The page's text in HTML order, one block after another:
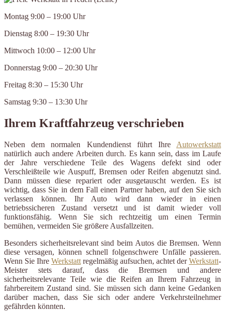
Montag 9:00 – 19:00 Uhr
Dienstag 8:00 – 19:30 Uhr
Mittwoch 10:00 – 12:00 Uhr
Donnerstag 9:00 – 20:30 Uhr
Freitag 8:30 – 15:30 Uhr
Samstag 9:30 – 13:30 Uhr
Ihrem Kraftfahrzeug verschrieben
Neben dem normalen Kundendienst führt Ihre Autowerkstatt
natürlich auch andere Arbeiten durch. Es kann sein, dass im Laufe
der Jahre verschiedene Teile des Wagens defekt sind oder
Verschleißteile wie Auspuff, Bremsen oder Reifen abgenutzt sind.
Dann müssen diese repariert oder ausgetauscht werden. Es ist
wichtig, dass Sie in dem Fall einen Partner haben, auf den Sie sich
verlassen können. Ihr Auto wird dann wieder in einen
betriebssicheren Zustand versetzt und ist damit wieder voll
funktionsfähig. Wenn Sie sich rechtzeitig um einen Termin
bemühen, vermeiden Sie größere Ausfallzeiten.
Besonders sicherheitsrelevant sind beim Autos die Bremsen. Wenn
diese versagen, können schnell folgenschwere Unfälle passieren.
Wenn Sie Ihre Werkstatt regelmäßig aufsuchen, achtet derWerkstatt-
Meister stets darauf, dass die Bremsen und andere
sicherheitsrelevante Teile wie die Reifen an Ihrem Fahrzeug in
fahrbereitem Zustand sind. Sie müssen sich dann keine Gedanken
darüber machen, dass Sie sich oder andere Verkehrsteilnehmer
gefährden könnten.